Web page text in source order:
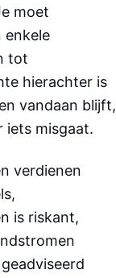
moet
enkele
tot
hierachter is
vandaan blijft,
iets misgaat.
verdienen
is riskant,